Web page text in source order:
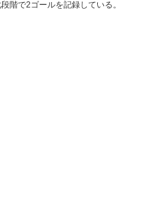
階で2ゴールを記録している。